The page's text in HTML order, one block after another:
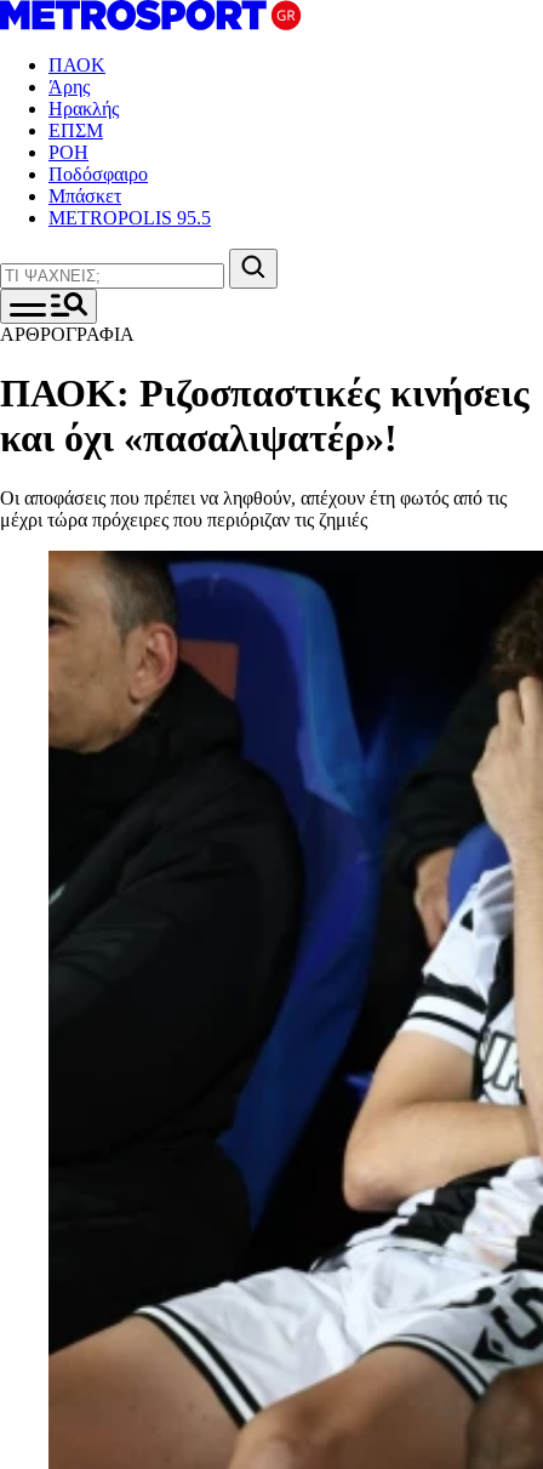
ΠΑΟΚ
Άρης
Ηρακλής
ΕΠΣΜ
ΡΟΗ
Ποδόσφαιρο
Μπάσκετ
METROPOLIS 95.5
ΑΡΘΡΟΓΡΑΦΙΑ
ΠΑΟΚ: Ριζοσπαστικές κινήσεις
και όχι «πασαλιψατέρ»!
Οι αποφάσεις που πρέπει να ληφθούν, απέχουν έτη φωτός από τις
μέχρι τώρα πρόχειρες που περιόριζαν τις ζημιές